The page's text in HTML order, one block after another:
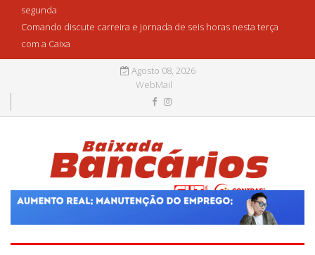
segunda
Comando discute carreira e jornada de seis horas nesta terça
com a Caixa
Agosto 08, 2026
WebMail